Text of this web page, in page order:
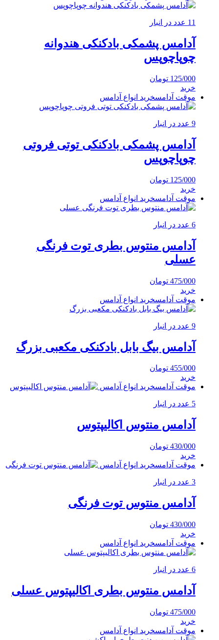
11 عدد در انبار
آدامس پشمکی بادکنکی هندوانه
چوپاچوپس
125/000 تومان
خرید
موقت آدامسخرید انواع آدامس
9 عدد در انبار
آدامس پشمکی بادکنکی توتی فروتی
چوپاچوپس
125/000 تومان
خرید
موقت آدامسخرید انواع آدامس
6 عدد در انبار
آدامس منتوس بطری توت فرنگی
عسلی
475/000 تومان
خرید
موقت آدامسخرید انواع آدامس
9 عدد در انبار
آدامس بیگ بابل بادکنکی مکعبی بزرگ
455/000 تومان
خرید
موقت آدامسخرید انواع آدامس
5 عدد در انبار
آدامس منتوس اکالیپتوس
430/000 تومان
خرید
موقت آدامسخرید انواع آدامس
3 عدد در انبار
آدامس منتوس توت فرنگی
430/000 تومان
خرید
موقت آدامسخرید انواع آدامس
6 عدد در انبار
آدامس منتوس بطری اکالیپتوس عسلی
475/000 تومان
خرید
موقت آدامسخرید انواع آدامس